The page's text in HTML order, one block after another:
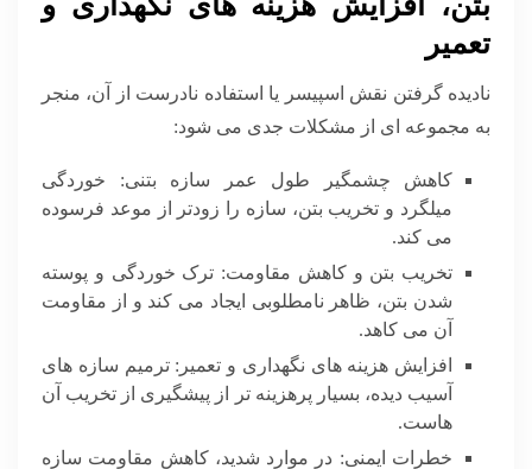
تعمیر
نادیده گرفتن نقش اسپیسر یا استفاده نادرست از آن، منجر
به مجموعه ای از مشکلات جدی می شود:
کاهش چشمگیر طول عمر سازه بتنی: خوردگی
میلگرد و تخریب بتن، سازه را زودتر از موعد فرسوده
می کند.
تخریب بتن و کاهش مقاومت: ترک خوردگی و پوسته
شدن بتن، ظاهر نامطلوبی ایجاد می کند و از مقاومت
آن می کاهد.
افزایش هزینه های نگهداری و تعمیر: ترمیم سازه های
آسیب دیده، بسیار پرهزینه تر از پیشگیری از تخریب آن
هاست.
خطرات ایمنی: در موارد شدید، کاهش مقاومت سازه